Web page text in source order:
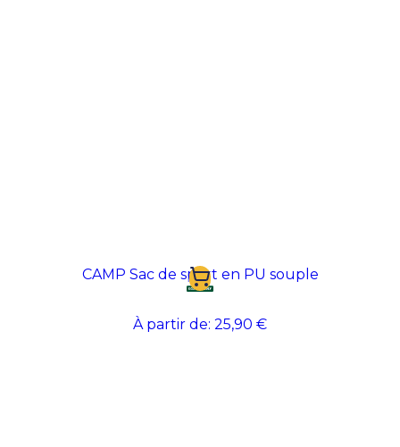
CAMP Sac de sport en PU souple
À partir de: 25,90 €